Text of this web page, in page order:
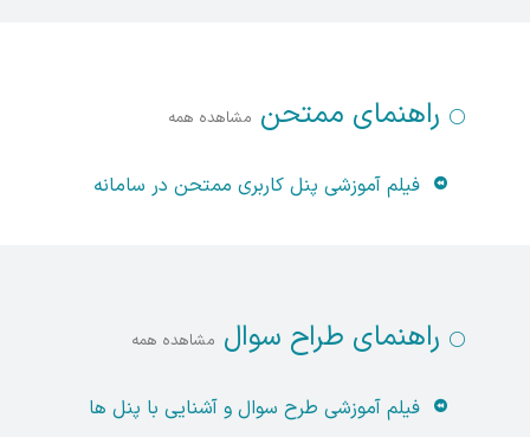
راهنمای ممتحن مشاهده همه
فیلم آموزشی پنل کاربری ممتحن در سامانه
راهنمای طراح سوال مشاهده همه
فیلم آموزشی طرح سوال و آشنایی با پنل ها